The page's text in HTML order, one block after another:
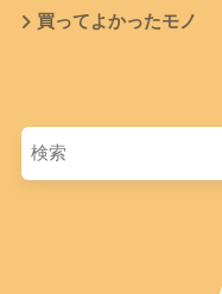
買ってよかったモノ